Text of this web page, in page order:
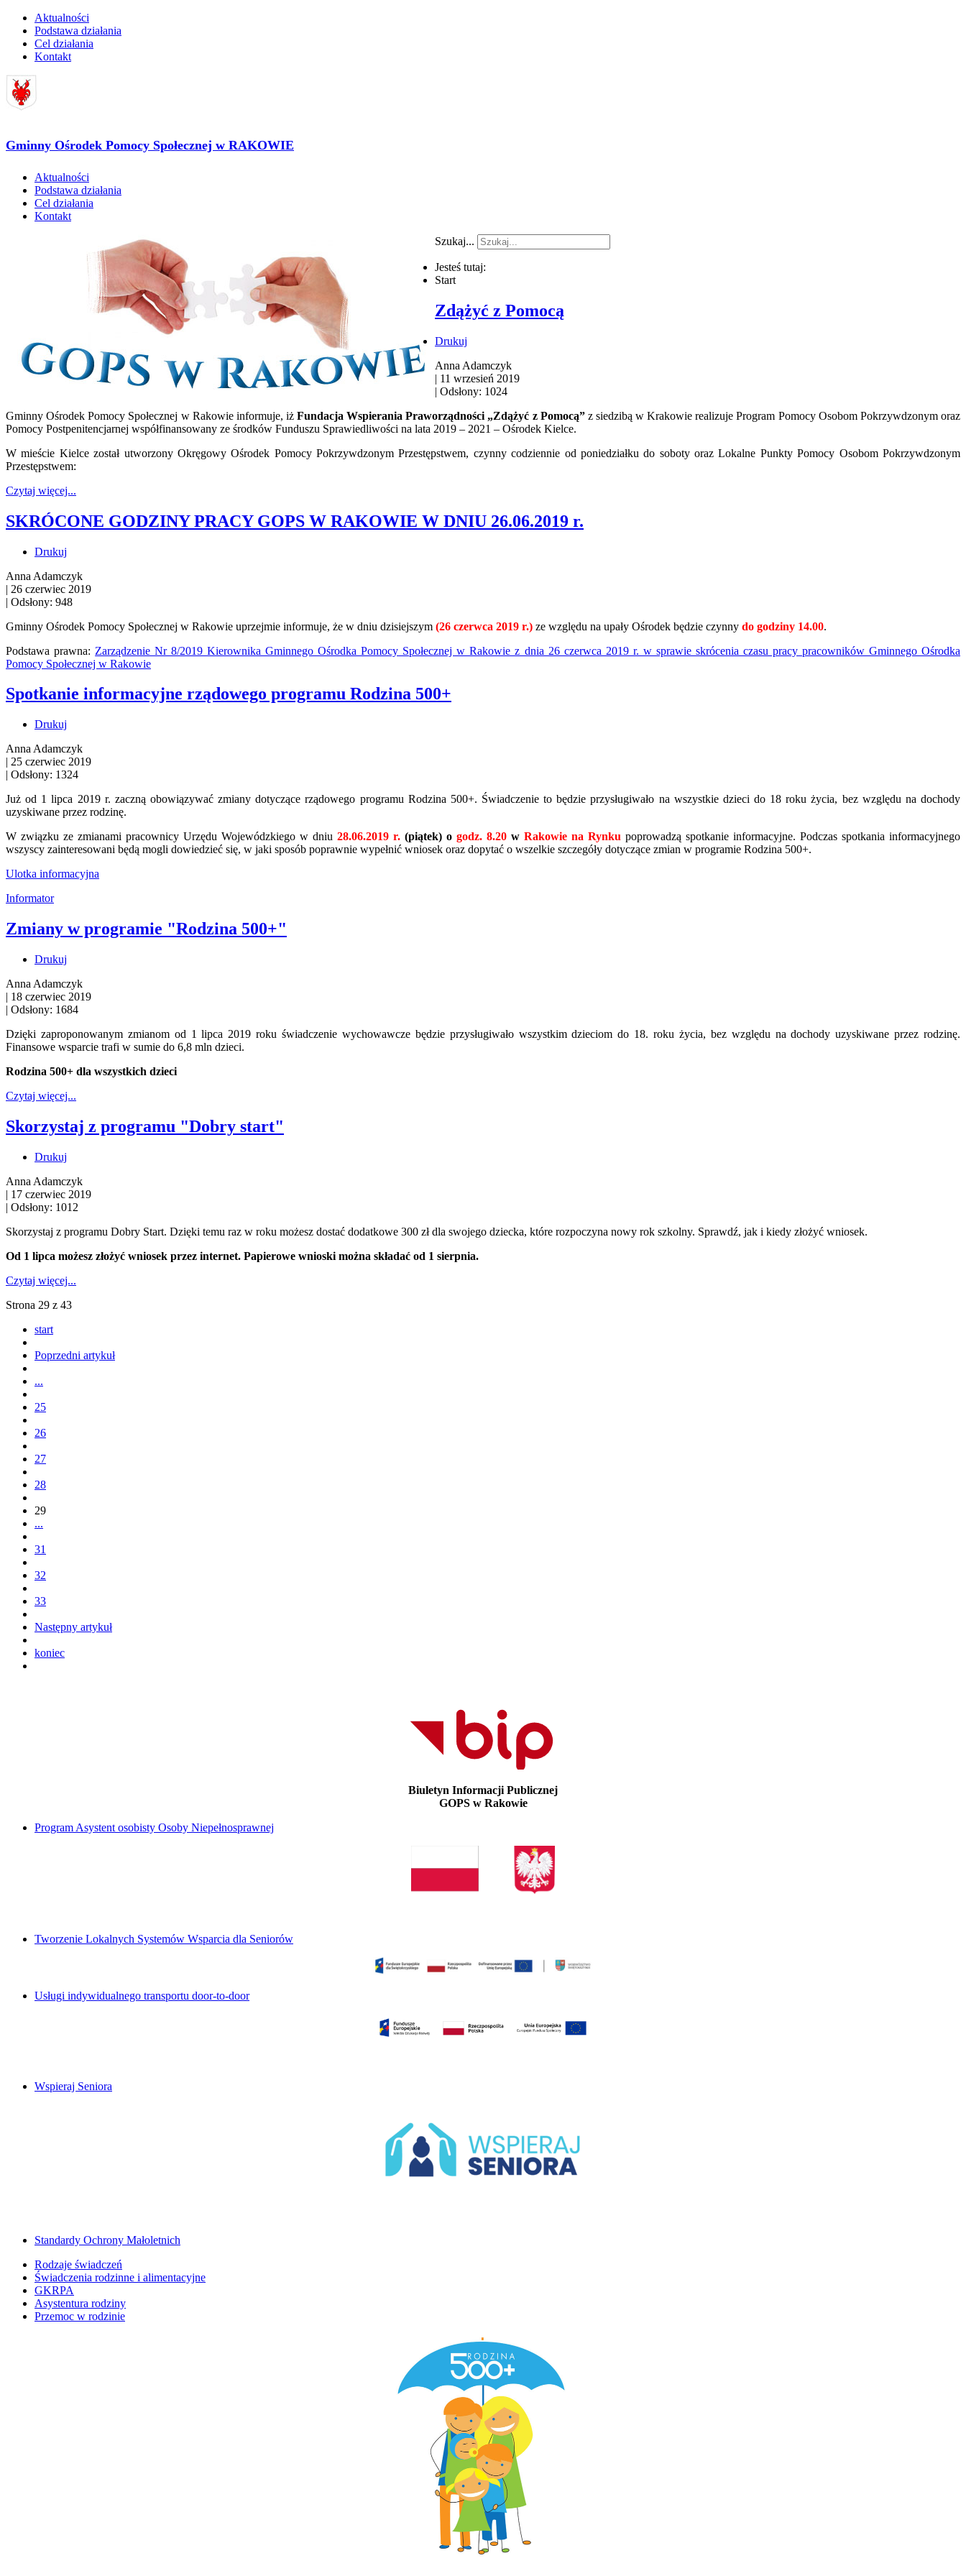
Aktualności
Podstawa działania
Cel działania
Kontakt
Gminny Ośrodek Pomocy Społecznej w RAKOWIE
Aktualności
Podstawa działania
Cel działania
Kontakt
Szukaj...
Jesteś tutaj:
Start
Zdążyć z Pomocą
Drukuj
Anna Adamczyk
| 11 wrzesień 2019
| Odsłony: 1024
Gminny Ośrodek Pomocy Społecznej w Rakowie informuje, iżFundacja Wspierania Praworządności „Zdążyć z Pomocą”z siedzibą w Krakowie realizuje Program Pomocy Osobom Pokrzywdzonym oraz
Pomocy Postpenitencjarnej współfinansowany ze środków Funduszu Sprawiedliwości na lata 2019 – 2021 – Ośrodek Kielce.
W mieście Kielce został utworzony Okręgowy Ośrodek Pomocy Pokrzywdzonym Przestępstwem, czynny codziennie od poniedziałku do soboty oraz Lokalne Punkty Pomocy Osobom Pokrzywdzonym
Przestępstwem:
Czytaj więcej...
SKRÓCONE GODZINY PRACY GOPS W RAKOWIE W DNIU 26.06.2019 r.
Drukuj
Anna Adamczyk
| 26 czerwiec 2019
| Odsłony: 948
Gminny Ośrodek Pomocy Społecznej w Rakowie uprzejmie informuje, że w dniu dzisiejszym (26 czerwca 2019 r.) ze względu na upały Ośrodek będzie czynny do godziny 14.00.
Podstawa prawna: Zarządzenie Nr 8/2019 Kierownika Gminnego Ośrodka Pomocy Społecznej w Rakowie z dnia 26 czerwca 2019 r. w sprawie skrócenia czasu pracy pracowników Gminnego Ośrodka
Pomocy Społecznej w Rakowie
Spotkanie informacyjne rządowego programu Rodzina 500+
Drukuj
Anna Adamczyk
| 25 czerwiec 2019
| Odsłony: 1324
Już od 1 lipca 2019 r. zaczną obowiązywać zmiany dotyczące rządowego programu Rodzina 500+. Świadczenie to będzie przysługiwało na wszystkie dzieci do 18 roku życia, bez względu na dochody
uzyskiwane przez rodzinę.
W związku ze zmianami pracownicy Urzędu Wojewódzkiego w dniu 28.06.2019 r. (piątek) o godz. 8.20 w Rakowie na Rynku poprowadzą spotkanie informacyjne. Podczas spotkania informacyjnego
wszyscy zainteresowani będą mogli dowiedzieć się, w jaki sposób poprawnie wypełnić wniosek oraz dopytać o wszelkie szczegóły dotyczące zmian w programie Rodzina 500+.
Ulotka informacyjna
Informator
Zmiany w programie "Rodzina 500+"
Drukuj
Anna Adamczyk
| 18 czerwiec 2019
| Odsłony: 1684
Dzięki zaproponowanym zmianom od 1 lipca 2019 roku świadczenie wychowawcze będzie przysługiwało wszystkim dzieciom do 18. roku życia, bez względu na dochody uzyskiwane przez rodzinę.
Finansowe wsparcie trafi w sumie do 6,8 mln dzieci.
Rodzina 500+ dla wszystkich dzieci
Czytaj więcej...
Skorzystaj z programu "Dobry start"
Drukuj
Anna Adamczyk
| 17 czerwiec 2019
| Odsłony: 1012
Skorzystaj z programu Dobry Start. Dzięki temu raz w roku możesz dostać dodatkowe 300 zł dla swojego dziecka, które rozpoczyna nowy rok szkolny. Sprawdź, jak i kiedy złożyć wniosek.
Od 1 lipca możesz złożyć wniosek przez internet. Papierowe wnioski można składać od 1 sierpnia.
Czytaj więcej...
Strona 29 z 43
start
Poprzedni artykuł
...
25
26
27
28
29
...
31
32
33
Następny artykuł
koniec
Biuletyn Informacji Publicznej
GOPS w Rakowie
Program Asystent osobisty Osoby Niepełnosprawnej
Tworzenie Lokalnych Systemów Wsparcia dla Seniorów
Usługi indywidualnego transportu door-to-door
Wspieraj Seniora
Standardy Ochrony Małoletnich
Rodzaje świadczeń
Świadczenia rodzinne i alimentacyjne
GKRPA
Asystentura rodziny
Przemoc w rodzinie